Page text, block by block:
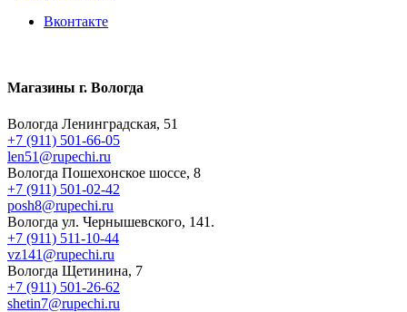
Вконтакте
Магазины г. Вологда
Вологда Ленинградская, 51
+7 (911) 501-66-05
len51@rupechi.ru
Вологда Пошехонское шоссе, 8
+7 (911) 501-02-42
posh8@rupechi.ru
Вологда ул. Чернышевского, 141.
+7 (911) 511-10-44
vz141@rupechi.ru
Вологда Щетинина, 7
+7 (911) 501-26-62
shetin7@rupechi.ru